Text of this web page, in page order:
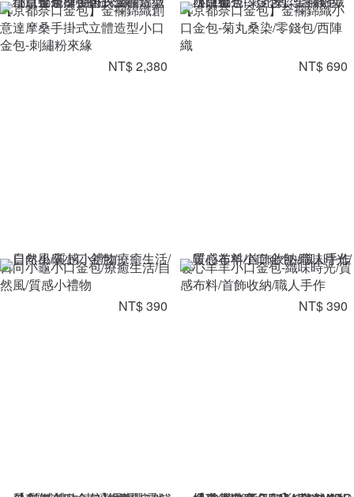
【京都奈口金包】金襴錦織創
意達摩桑手掛式立體造型小口
金包-刺繡粉來緣
NT$ 2,380
【京都奈口金包】金襴錦織小
口金包-菊丸桑染/零錢包/西陣
織
NT$ 690
日向小龜小口金包/療癒生活/自
然風/質感小禮物
NT$ 390
暖心羊羊小口金包-織味時光/質
感布料/首飾收納/職人手作
NT$ 390